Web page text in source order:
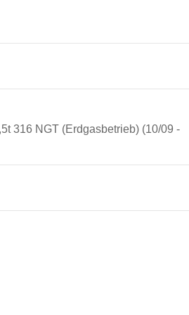
316 NGT (Erdgasbetrieb) (10/09 -
das ausgewählte Fahrzeug.